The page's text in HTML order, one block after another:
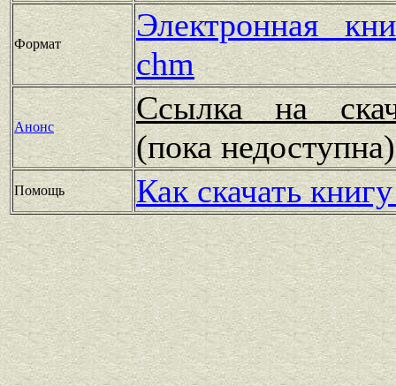
Формат
Электронная
chm
Анонс
Ссылка на
(пока
Помощь Как скачать